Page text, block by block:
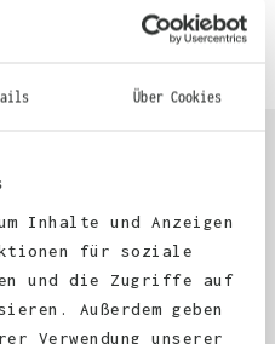
Über Cookies
Inhalte und Anzeigen
für soziale
und die Zugriffe auf
Außerdem geben
Verwendung unserer
vorgefertigte Vorlage bereit.
auf dieser Seite aus und
per E-Mail oder
🫶